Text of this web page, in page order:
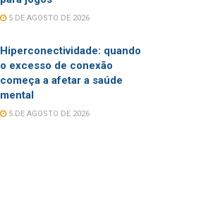
5 DE AGOSTO DE 2026
Hiperconectividade: quando
o excesso de conexão
começa a afetar a saúde
mental
5 DE AGOSTO DE 2026